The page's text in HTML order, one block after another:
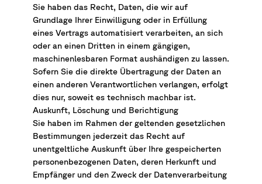
Sie haben das Recht, Daten, die wir auf
Grundlage Ihrer Einwilligung oder in Erfüllung
eines Vertrags automatisiert verarbeiten, an sich
oder an einen Dritten in einem gängigen,
maschinenlesbaren Format aushändigen zu lassen.
Sofern Sie die direkte Übertragung der Daten an
einen anderen Verantwortlichen verlangen, erfolgt
dies nur, soweit es technisch machbar ist.
Auskunft, Löschung und Berichtigung
Sie haben im Rahmen der geltenden gesetzlichen
Bestimmungen jederzeit das Recht auf
unentgeltliche Auskunft über Ihre gespeicherten
personenbezogenen Daten, deren Herkunft und
Empfänger und den Zweck der Datenverarbeitung